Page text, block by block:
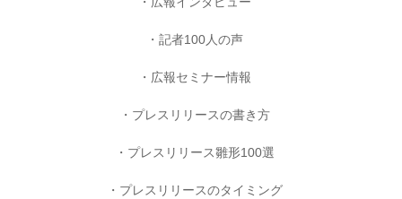
記者100人の声
広報セミナー情報
プレスリリースの書き方
プレスリリース雛形100選
プレスリリースのタイミング